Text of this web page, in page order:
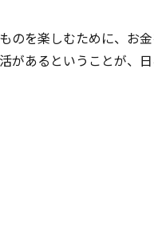
のを楽しむために、お
があるということが、